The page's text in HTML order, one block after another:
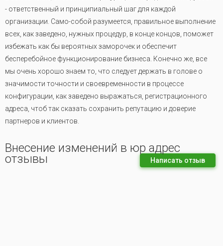
- ответственный и принципиальный шаг для каждой
организации. Само-собой разумеется, правильное выполнение
всех, как заведено, нужных процедур, в конце концов, поможет
избежать как бы вероятных заморочек и обеспечит
бесперебойное функционирование бизнеса. Конечно же, все
мы очень хорошо знаем то, что следует держать в голове о
значимости точности и своевременности в процессе
конфигурации, как заведено выражаться, регистрационного
адреса, чтоб так сказать сохранить репутацию и доверие
партнеров и клиентов.
Внесение изменений в юр адрес
отзывы Написать отзыв